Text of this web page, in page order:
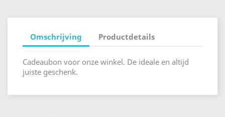
Omschrijving Productdetails
Cadeaubon voor onze winkel. De ideale en altijd
juiste geschenk.